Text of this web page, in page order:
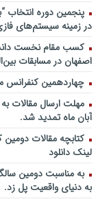
بهمن ماه ۹۲
پنجمین دورۀ انتخاب
در زمینه سیستم‌های
کسب مقام نخست
اصفهان در مسابقات
چهاردهمین کنفرانس ملی
آبان ماه تمدید شد.
کتابچه مقالات
لینک دانلود
به مناسبت دومین
به دنیای واقعیت پل زد.